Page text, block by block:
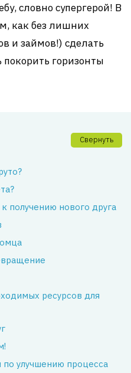
словно супергерой! В
как без лишних
и займов!) сделать
покорить горизонты
Свернуть
получению нового друга
ресурсов для
улучшению процесса